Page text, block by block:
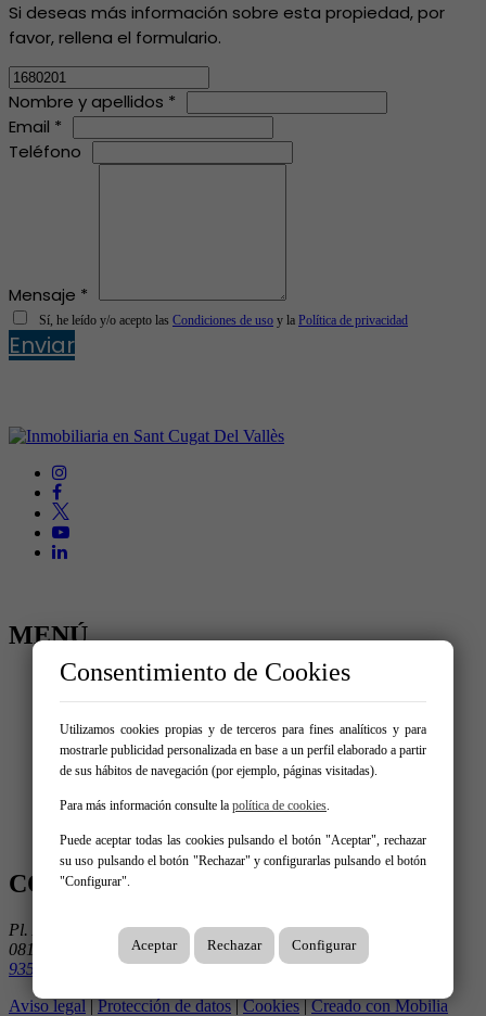
Si deseas más información sobre esta propiedad, por
favor, rellena el formulario.
Nombre y apellidos *
Email *
Teléfono
Mensaje *
Sí, he leído y/o acepto las Condiciones de uso y la Política de privacidad
Enviar
MENÚ
Inicio
Comprar
Alquilar
Traspaso
Vende tu inmueble
Nosotros
Promociones
Contacto
CONTÁCTANOS
Pl. Ausiàs March 1, 3º 3ª
08195 Sant Cugat Del Vallès
935 906 675
Aviso legal | Protección de datos | Cookies | Creado con Mobilia
Consentimiento de Cookies
Utilizamos cookies propias y de terceros para fines analíticos y para
mostrarle publicidad personalizada en base a un perfil elaborado a partir
de sus hábitos de navegación (por ejemplo, páginas visitadas).
Para más información consulte la política de cookies.
Puede aceptar todas las cookies pulsando el botón "Aceptar", rechazar
su uso pulsando el botón "Rechazar" y configurarlas pulsando el botón
"Configurar".
Aceptar Rechazar Configurar